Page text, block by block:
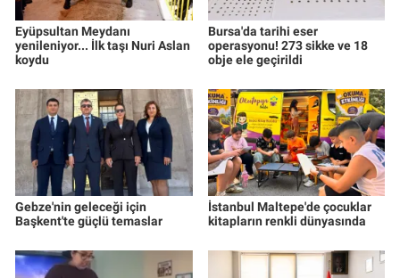
Eyüpsultan Meydanı
yenileniyor... İlk taşı Nuri Aslan
koydu
Bursa'da tarihi eser
operasyonu! 273 sikke ve 18
obje ele geçirildi
Gebze'nin geleceği için
Başkent'te güçlü temaslar
İstanbul Maltepe'de çocuklar
kitapların renkli dünyasında